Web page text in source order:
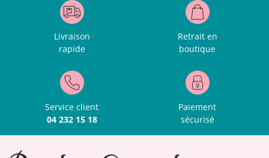
Livraison
rapide
Retrait en
boutique
Service client
04 232 15 18
Paiement
sécurisé